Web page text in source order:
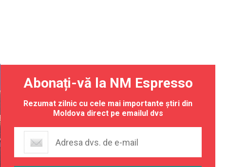
Abonați-vă la NM Espresso
Rezumat zilnic cu cele mai importante știri din
Moldova direct pe emailul dvs